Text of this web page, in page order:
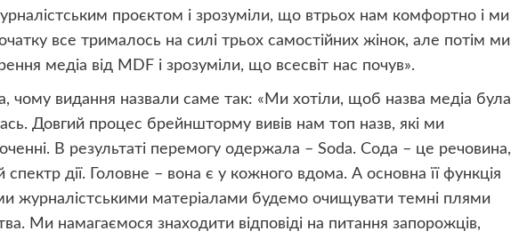
проєктом і зрозуміли, що втрьох нам комфортно і ми
все трималось на силі трьох самостійних жінок, але потім ми
медіа від MDF і зрозуміли, що всесвіт нас почув».
чому видання назвали саме так: «Ми хотіли, щоб назва медіа була
Довгий процес брейншторму вивів нам топ назв, які ми
В результаті перемогу одержала – Soda. Сода – це речовина,
дії. Головне – вона є у кожного вдома. А основна її функція
журналістськими матеріалами будемо очищувати темні плями
Ми намагаємося знаходити відповіді на питання запорожців,